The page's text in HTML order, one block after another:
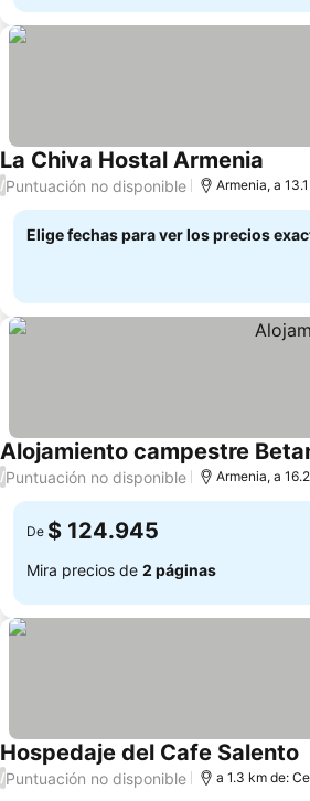
La Chiva Hostal Armenia
/Puntuación no disponible Armenia, a
Elige fechas para ver los precios
Alojamiento campestre
/Puntuación no disponible Armenia, a
De $ 124.945
Mira precios de 2 páginas
Hospedaje del Cafe Salento
/Puntuación no disponible a 1.3 km de: